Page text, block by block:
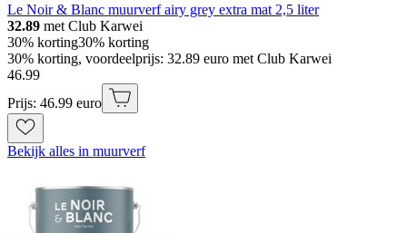
Le Noir & Blanc muurverf airy grey extra mat 2,5 liter
32.89 met Club Karwei
30% korting30% korting
30% korting, voordeelprijs: 32.89 euro met Club Karwei
46.99
Prijs: 46.99 euro
Bekijk alles in muurverf